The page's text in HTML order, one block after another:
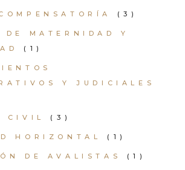
(3)
DE MATERNIDAD Y
(1)
Y JUDICIALES
CIVIL (3)
HORIZONTAL (1)
DE AVALISTAS (1)